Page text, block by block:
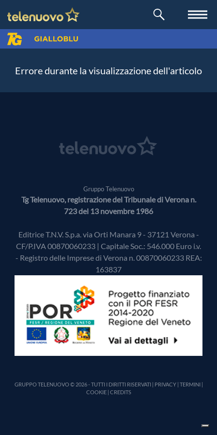
Errore durante la visualizzazione dell'articolo
Gruppo Telenuovo
Tg Telenuovo, registrazione del Tribunale di Verona n.
723 del 13 novembre 1986
Editrice T.N.V. S.p.a. via Orti Manara 9 - 37121 Verona -
CF/P.IVA 00870060233 | Capitale Soc.: 546.000 Euro i.v.
- Registro delle Imprese di Verona n. 00870060233 REA:
163837
GRUPPO TELENUOVO © 2026 - TUTTI I DIRITTI RISERVATI | PRIVACY| TERMINI|
COOKIE| CREDITS